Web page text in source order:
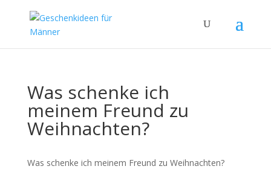
Was schenke ich
meinem Freund zu
Weihnachten?
Was schenke ich meinem Freund zu Weihnachten?